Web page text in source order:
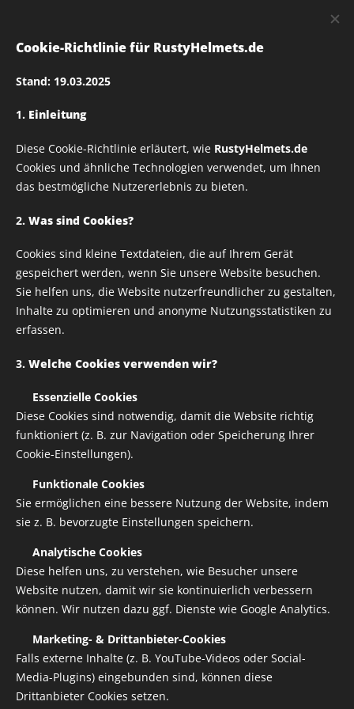
Rusty Helmets Große
Ärmel Schriftzug_01
Preis pro Paar, siehe
Beispiel Bilder
Aufbügelbare Druck für Bekleidung, geliefert werden 2
Stück Schriftzüge in ca. 45 cm Länge
10,00€
zzgl. Versandkosten 20,00 € / 2 stk.
Verfügbar in 7 Tagen
Cookie-Richtlinie für RustyHelmets.de
Stand: 19.03.2025
1. Einleitung
Diese Cookie-Richtlinie erläutert, wie RustyHelmets.de
Cookies und ähnliche Technologien verwendet, um Ihnen
das bestmögliche Nutzererlebnis zu bieten.
2. Was sind Cookies?
Cookies sind kleine Textdateien, die auf Ihrem Gerät
gespeichert werden, wenn Sie unsere Website besuchen.
Sie helfen uns, die Website nutzerfreundlicher zu gestalten,
Inhalte zu optimieren und anonyme Nutzungsstatistiken zu
erfassen.
3. Welche Cookies verwenden wir?
Essenzielle Cookies
Diese Cookies sind notwendig, damit die Website richtig
funktioniert (z. B. zur Navigation oder Speicherung Ihrer
Cookie-Einstellungen).
Funktionale Cookies
Sie ermöglichen eine bessere Nutzung der Website, indem
sie z. B. bevorzugte Einstellungen speichern.
Analytische Cookies
Diese helfen uns, zu verstehen, wie Besucher unsere
Website nutzen, damit wir sie kontinuierlich verbessern
können. Wir nutzen dazu ggf. Dienste wie Google Analytics.
Marketing- & Drittanbieter-Cookies
Falls externe Inhalte (z. B. YouTube-Videos oder Social-
Media-Plugins) eingebunden sind, können diese
Drittanbieter Cookies setzen.